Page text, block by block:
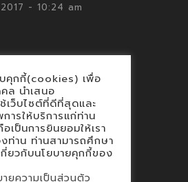
- 10:24 am
คคล
บคุกกี้(cookies) เพื่อ
ล นำเสนอ
เว็บไซต์ที่ดีที่สุดและ
ารให้บริการแก่ท่าน
เป็นการยินยอมให้เรา
ท่าน ท่านสามารถศึกษา
กี่ยวกับนโยบายคุกกี้ของ
ายความเป็นส่วนตัว